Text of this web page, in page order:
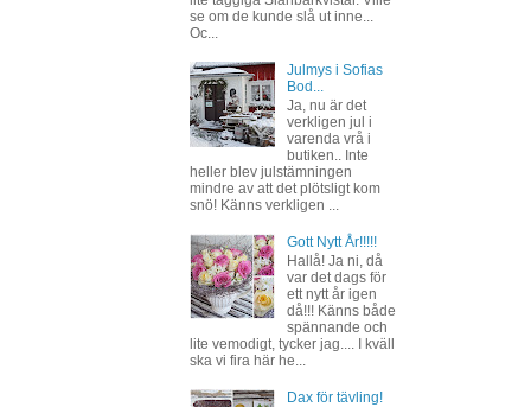
se om de kunde slå ut inne...
Oc...
Julmys i Sofias
Bod...
Ja, nu är det
verkligen jul i
varenda vrå i
butiken.. Inte
heller blev julstämningen
mindre av att det plötsligt kom
snö! Känns verkligen ...
Gott Nytt År!!!!!
Hallå! Ja ni, då
var det dags för
ett nytt år igen
då!!! Känns både
spännande och
lite vemodigt, tycker jag.... I kväll
ska vi fira här he...
Dax för tävling!